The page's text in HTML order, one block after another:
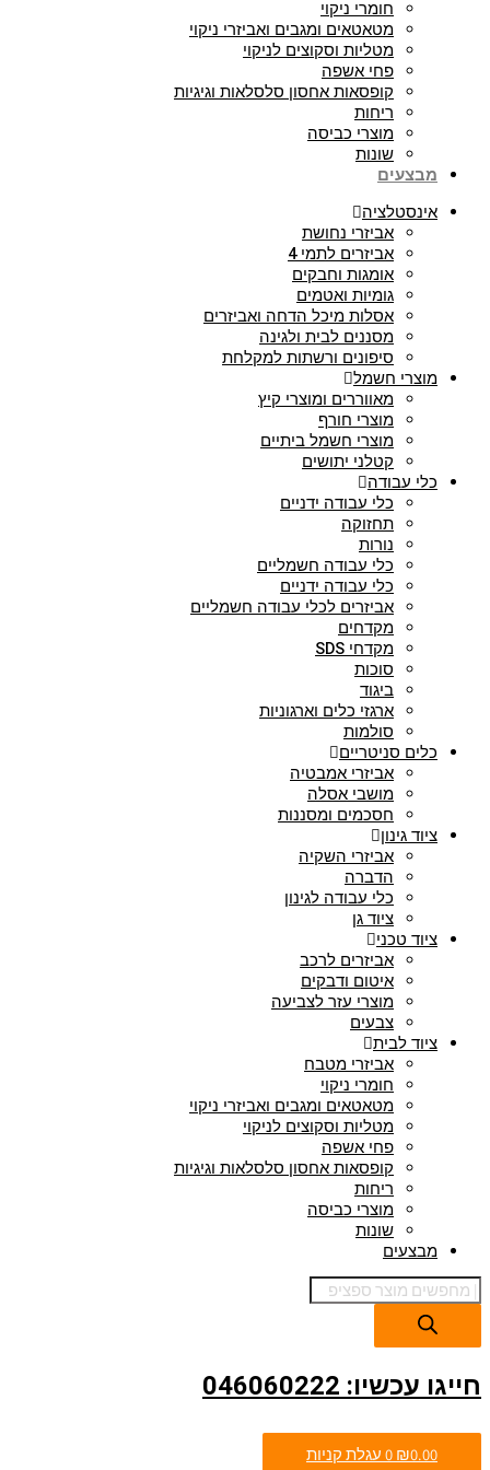
חומרי ניקוי
מטאטאים ומגבים ואביזרי ניקוי
מטליות וסקוצים לניקוי
פחי אשפה
קופסאות אחסון סלסלאות וגיגיות
מוצרי כביסה
אביזרי נחושת
אביזרים לתמי 4
אומגות וחבקים
גומיות ואטמים
אסלות מיכל הדחה ואביזרים
מסננים לבית ולגינה
סיפונים ורשתות למקלחת
חשמל
מאווררים ומוצרי קיץ
מוצרי חורף
מוצרי חשמל ביתיים
קטלני יתושים
כלי עבודה ידניים
כלי עבודה חשמליים
כלי עבודה ידניים
אביזרים לכלי עבודה חשמליים
ארגזי כלים וארגוניות
סניטריים
אביזרי אמבטיה
מושבי אסלה
חסכמים ומסננות
אביזרי השקיה
כלי עבודה לגינון
טכני
אביזרים לרכב
איטום ודבקים
מוצרי עזר לצביעה
לבית
אביזרי מטבח
חומרי ניקוי
מטאטאים ומגבים ואביזרי ניקוי
מטליות וסקוצים לניקוי
פחי אשפה
קופסאות אחסון סלסלאות וגיגיות
מוצרי כביסה
046060222
עגלת קניות